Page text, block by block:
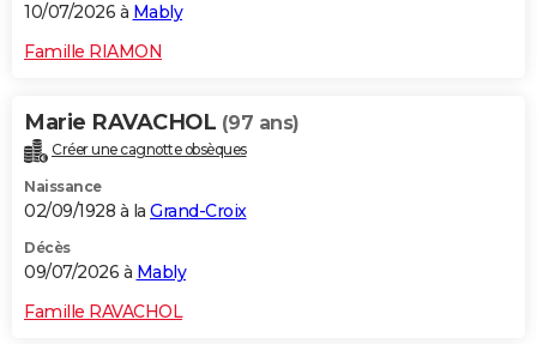
10/07/2026 à Mably
Famille RIAMON
Marie RAVACHOL (97 ans)
Créer une cagnotte obsèques
Naissance
02/09/1928 à la Grand-Croix
Décès
09/07/2026 à Mably
Famille RAVACHOL